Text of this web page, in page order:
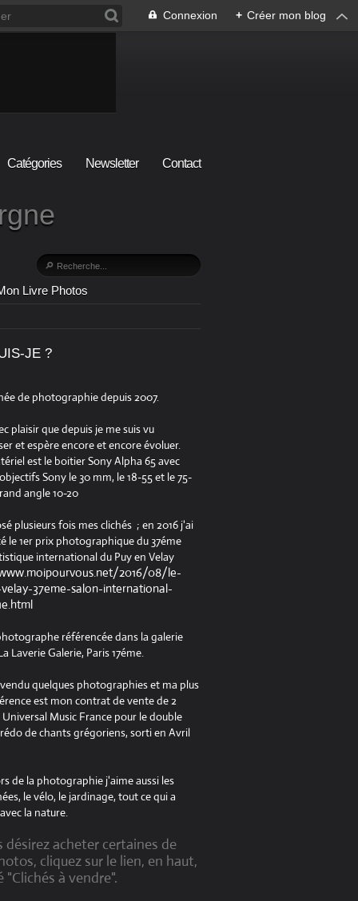
Connexion + Créer mon blog
Catégories Newsletter Contact
Livre Photos
JE ?
de photographie depuis 2007.
plaisir que depuis je me suis vu
et espère encore et encore évoluer.
est le boitier Sony Alpha 65 avec
Sony le 30 mm, le 18-55 et le 75-
angle 10-20
plusieurs fois mes clichés ; en 2016 j'ai
le 1er prix photographique du 37éme
international du Puy en Velay
2016/08/le-
37eme-salon-international-
référencée dans la galerie
Laverie Galerie, Paris 17éme.
quelques photographies et ma plus
est mon contrat de vente de 2
Universal Music France pour le double
de chants grégoriens, sorti en Avril
de la photographie j'aime aussi les
le vélo, le jardinage, tout ce qui a
la nature.
désirez acheter certaines de
cliquez sur le lien, en haut,
à vendre".